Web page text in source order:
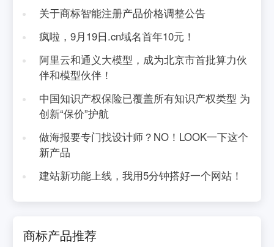
关于商标智能注册产品价格调整公告
疯啦，9月19日.cn域名首年10元！
阿里云和通义大模型，成为北京市首批算力伙
伴和模型伙伴！
中国知识产权保险已覆盖所有知识产权类型 为
创新“保价”护航
做海报要专门找设计师？NO！LOOK一下这个
新产品
建站新功能上线，我用5分钟搭好一个网站！
商标产品推荐